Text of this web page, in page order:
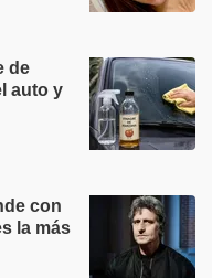
de
auto y
con
la más